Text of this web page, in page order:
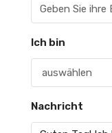
Ich bin
auswählen
Nachricht